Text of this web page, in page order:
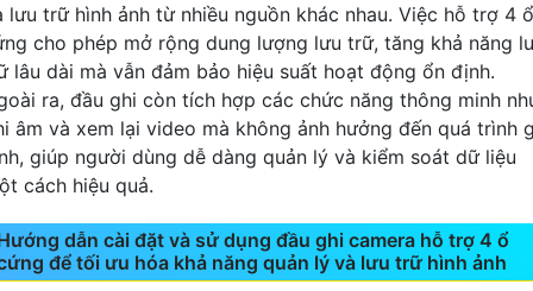
lưu trữ hình ảnh từ nhiều nguồn khác nhau. Việc hỗ trợ 4 ổ
cho phép mở rộng dung lượng lưu trữ, tăng khả năng
lâu dài mà vẫn đảm bảo hiệu suất hoạt động ổn định.
ra, đầu ghi còn tích hợp các chức năng thông minh
âm và xem lại video mà không ảnh hưởng đến quá trình
giúp người dùng dễ dàng quản lý và kiểm soát dữ liệu
cách hiệu quả.
dẫn cài đặt và sử dụng đầu ghi camera hỗ trợ 4 ổ
để tối ưu hóa khả năng quản lý và lưu trữ hình ảnh